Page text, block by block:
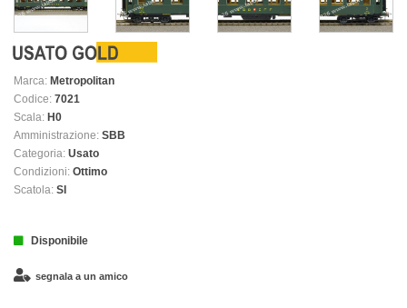
Marca: Metropolitan
Codice: 7021
Scala: H0
Amministrazione: SBB
Categoria: Usato
Condizioni: Ottimo
Scatola: SI
Disponibile
segnala a un amico